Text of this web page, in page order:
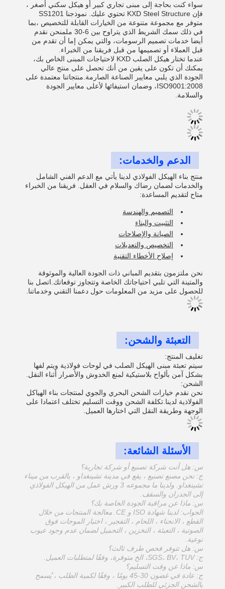
سواء كنت بحاجة إلى مبنى تجاري كبير أو هيكل سكني أصغر ،
فإن KXD Steel Structure تحتوي عليك. نموذجنا SS1201
متوفر مع مجموعة متنوعة من الخيارات القابلة للتخصيص ،بما
في ذلك سمك الشريط الذي يتراوح بين 6-30 ملمنحن نقدم
أيضا خدمات تصميم الرسومات، والتي يمكن إما أن تقدم من
قبل العملاء أو تصميمها من قبل فريقنا من الخبراء.
عندما تختار هيكل الصلب KXD لاحتياجات المبنى الخاص بك،
يمكنك أن تكون على يقين من أنك تحصل على منتج عالي
الجودة الذي يلبي معايير الصناعة الصارمة.منتجاتنا معتمدة على
ISO9001:2008، وضمان استيفائها لأعلى معايير الجودة
والسلامة.
الدعم والخدمات:
منتج بناء الهيكل الفولاذي لدينا يأتي مع الدعم الفني الشامل
والخدمات لضمان رضاك والسلام في العقل. فريقنا من الخبراء
متاح لتقديم المساعدة:
التصميم والهندسة
التثبيت والبناء
الصيانة والإصلاحات
التخصيص والتعديلات
إصلاح الأخطاء التقنية
نحن ملتزمون بتقديم المباني ذات الجودة العالية والموثوقة
والمتينة التي تلبي احتياجاتك الخاصة وتتجاوز توقعاتك.اتصل بنا
للحصول على مزيد من المعلومات حول دعمنا التقني وخدماتنا.
التعبئة والشحن:
تغليف المنتج:
سيتم تعبئة مبنى الهيكل الصلب في لوحات فولاذية ويتم لفها
بشكل آمن بألواح بلاستيكية لمنع الخدوش والأضرار أثناء النقل.
الشحن:
نحن نقدم خيارات الشحن البحري والجوي لمنتجات بناء الهياكل
الفولاذية لدينا.تكلفة الشحن ووقت التسليم تختلف اعتمادا على
الوجهة وطريقة النقل التي اختارها العميل.
الأسئلة الشائعة:
س: هل أنت شركة تصنيع أو شركة تجارية؟
ج: نحن مصنع تصنيع ، يقع في مدينة تشينغداو ، بالقرب من ميناء
تشينغداو. ولدينا ما مجموعه 3 ورش عمل من الهيكل الفولاذي
إلى الجدران والسقف.
س: ماذا عن مراقبة الجودة الخاصة بك؟
الجواب: لدينا شهادة ISO و CE. معالجة المنتجات من خلال
القطع ، الانحناء ، اللحام ، التفجير ، اختبار الموجات فوق
الصوتية ، التعبئة ، التخزين ، التحميل لضمان عدم وجود عيوب
نوعية.
س: هل تتوفر فحص طرف ثالث؟
ج: SGS، BV، TUV، الخ متوفرة، وفقًا لمتطلبات العميل.
س: ماذا عن وقت التسليم؟
ج: عادة في غضون 30-45 يومًا ، وفقًا لكمية الطلب ، يُسمح
بالشحن الجزئي للطلب الكبير.